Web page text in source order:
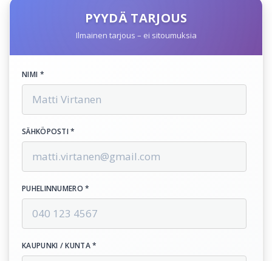
PYYDÄ TARJOUS
Ilmainen tarjous – ei sitoumuksia
NIMI *
SÄHKÖPOSTI *
PUHELINNUMERO *
KAUPUNKI / KUNTA *